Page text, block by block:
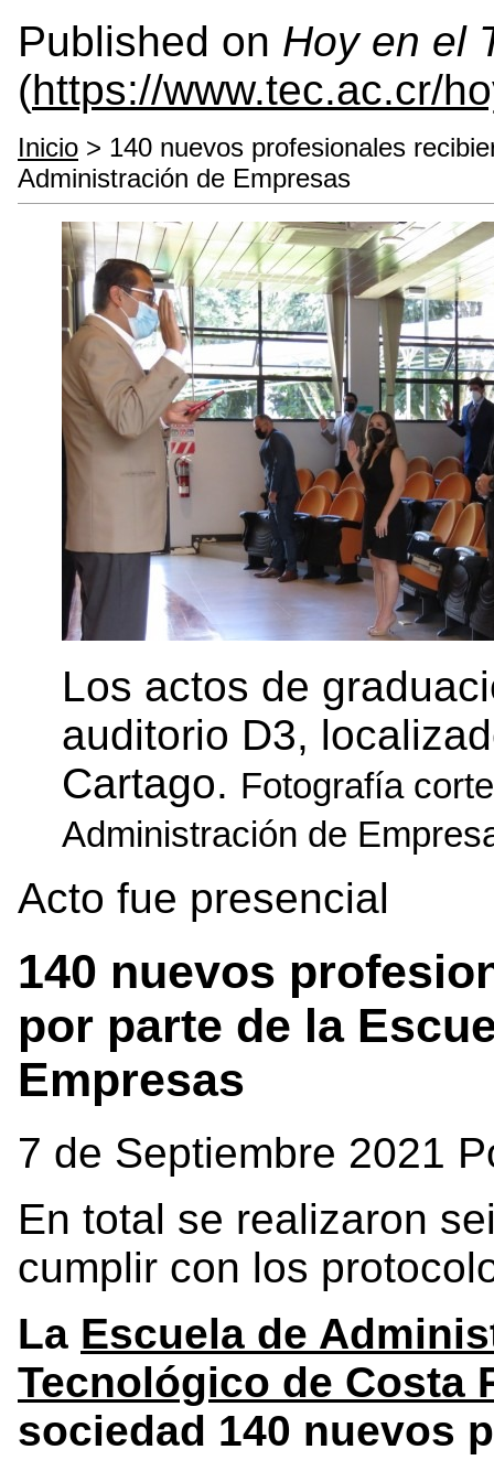
Published on Hoy en el
(https://www.tec.ac.cr/
Inicio > 140 nuevos profesionales
Administración de Empresas
Los actos de
auditorio D3,
Cartago. Fotografía
Administración de
Acto fue presencial
140 nuevos
por parte de la
Empresas
7 de Septiembre 2021
En total se realizaron
cumplir con los
La Escuela de
Tecnológico de Costa
sociedad 140 nuevos